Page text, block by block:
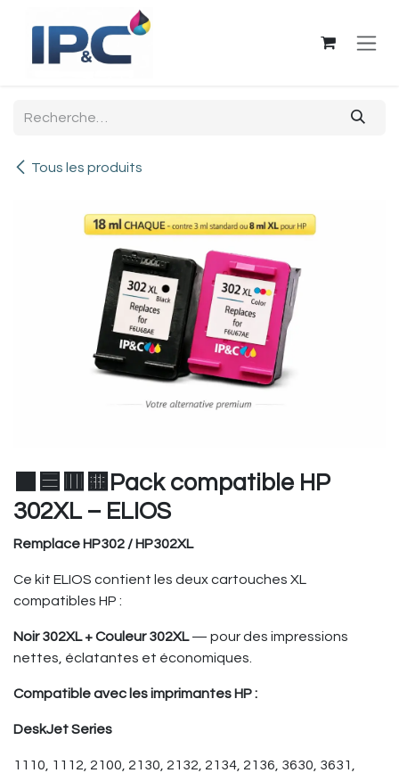
Se rendre au contenu
Tous les produits
⬛🟦🟥🟨Pack compatible HP
302XL – ELIOS
Remplace HP302 / HP302XL
Ce kit ELIOS contient les deux cartouches XL
compatibles HP :
Noir 302XL + Couleur 302XL— pour des impressions
nettes, éclatantes et économiques.
Compatible avec les imprimantes HP :
DeskJet Series
1110, 1112, 2100, 2130, 2132, 2134, 2136, 3630, 3631,